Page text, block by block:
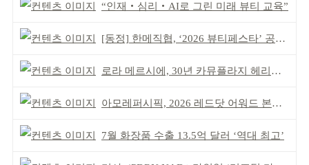
“인재‧심리‧AI로 그린 미래 뷰티 교육”
[동정] 한메직협, ‘2026 뷰티페스타’ 공동 주최
로라 메르시에, 30년 카뮤플라지 헤리티지 담아
아모레퍼시픽, 2026 레드닷 어워드 본상 2개 수상
7월 화장품 수출 13.5억 달러 ‘역대 최고’